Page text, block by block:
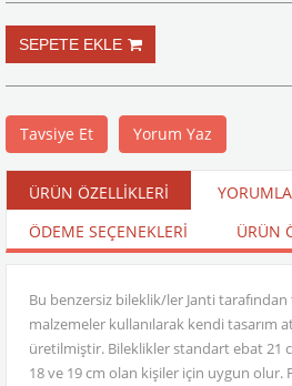
Tavsiye Et Yorum Yaz
ÜRÜN ÖZELLIKLERI
ÖDEME SEÇENEKLERI
ÜRÜN
Bu benzersiz bileklik/ler Janti
malzemeler kullanılarak kendi tasarım
üretilmiştir. Bileklikler standart ebat 21
18 ve 19 cm olan kişiler için uygun olur.